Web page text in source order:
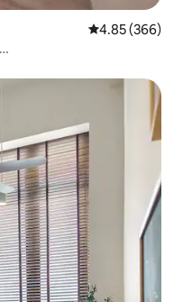
Calificación
4.85 (366)